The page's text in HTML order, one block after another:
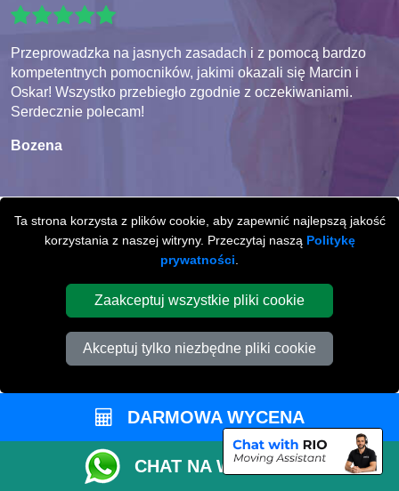
Ta strona korzysta z plików cookie, aby zapewnić najlepszą jakość
korzystania z naszej witryny. Przeczytaj naszą Politykę
prywatności
Zaakceptuj wszystkie pliki cookie
Akceptuj tylko niezbędne pliki cookie
Przeprowadzka na jasnych zasadach i z pomocą bardzo
kompetentnych pomocników, jakimi okazali się Marcin i
Oskar! Wszystko przebiegło zgodnie z oczekiwaniami.
Serdecznie polecam!
Bozena
MIĘDZYMIASTOWE
PRZEPROWADZKIZ / LUB DO
PETERBOROUGH
Międzymiastoweprzeprowadzki z / lub do
DARMOWA WYCENA
CHAT NA WHATSAPP